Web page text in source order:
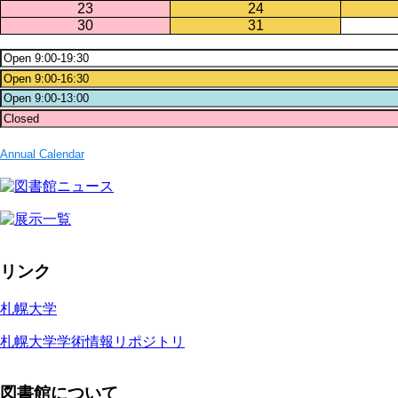
23
24
30
31
Annual Calendar
リンク
札幌大学
札幌大学学術情報リポジトリ
図書館について